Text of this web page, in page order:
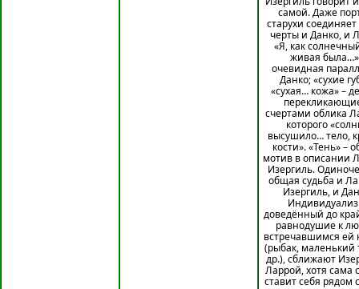
самой. Даже
старухи соединяет
черты и Данко, и
«Я, как
живая
очевидная
Данко; «сухие
«сухая… кожа» –
счертами облика
которого
высушило… тело,
кости». «Тень» –
мотив в описании
Изергиль.
общая судьба и
Изергиль, и
доведённый до
равнодушие к
встречавшимся ей
(рыбак, маленький
др.), сближают
Ларрой, хотя сама
ставит себя рядом